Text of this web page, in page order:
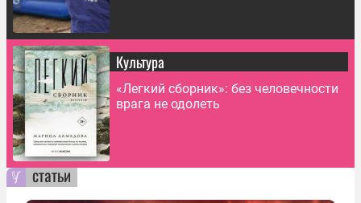
Культура
«Легкий сборник»: без человечности
врага не одолеть
статьи